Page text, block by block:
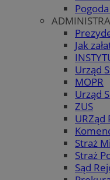
Jak
Urząd
MOPR
Urząd
ZUS
URZąd
Straż
Straż
Sąd